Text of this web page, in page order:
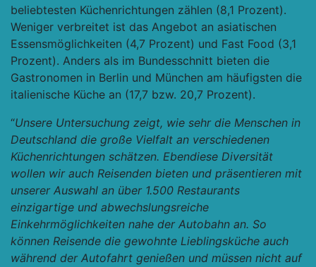
beliebtesten Küchenrichtungen zählen (8,1 Prozent).
Weniger verbreitet ist das Angebot an asiatischen
Essensmöglichkeiten (4,7 Prozent) und Fast Food (3,1
Prozent). Anders als im Bundesschnitt bieten die
Gastronomen in Berlin und München am häufigsten die
italienische Küche an (17,7 bzw. 20,7 Prozent).
“Unsere Untersuchung zeigt, wie sehr die Menschen in
Deutschland die große Vielfalt an verschiedenen
Küchenrichtungen schätzen. Ebendiese Diversität
wollen wir auch Reisenden bieten und präsentieren mit
unserer Auswahl an über 1.500 Restaurants
einzigartige und abwechslungsreiche
Einkehrmöglichkeiten nahe der Autobahn an. So
können Reisende die gewohnte Lieblingsküche auch
während der Autofahrt genießen und müssen nicht auf